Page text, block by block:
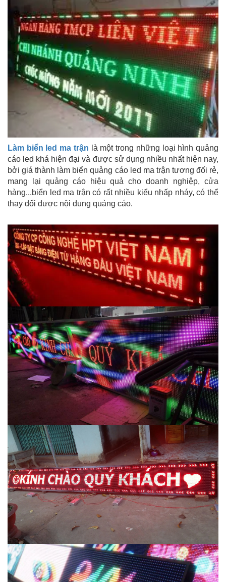
Làm biển led ma trận là một trong những loại hình quảng
cáo led khá hiện đại và được sử dụng nhiều nhất hiện nay,
bởi giá thành làm biển quảng cáo led ma trận tương đối rẻ,
mang lại quảng cáo hiệu quả cho doanh nghiệp, cửa
hàng...biển led ma trận có rất nhiều kiểu nhấp nháy, có thể
thay đổi được nội dung quảng cáo.